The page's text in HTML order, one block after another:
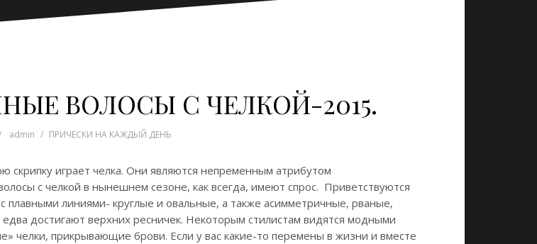
ВОЛОСЫ С ЧЕЛКОЙ-2015.
admin ПРИЧЕСКИ НА КАЖДЫЙ ДЕНЬ
скрипку играет челка. Они являются непременным атрибутом
с челкой в нынешнем сезоне, как всегда, имеют спрос. Приветствуются
плавными линиями- круглые и овальные, а также асимметричные, рваные,
едва достигают верхних ресничек. Некоторым стилистам видятся модными
челки, прикрывающие брови. Если у вас какие-то перемены в жизни и вместе